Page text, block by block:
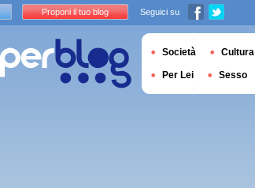
Proponi il tuo blog Seguici su
Società Cultura
Per Lei Sesso